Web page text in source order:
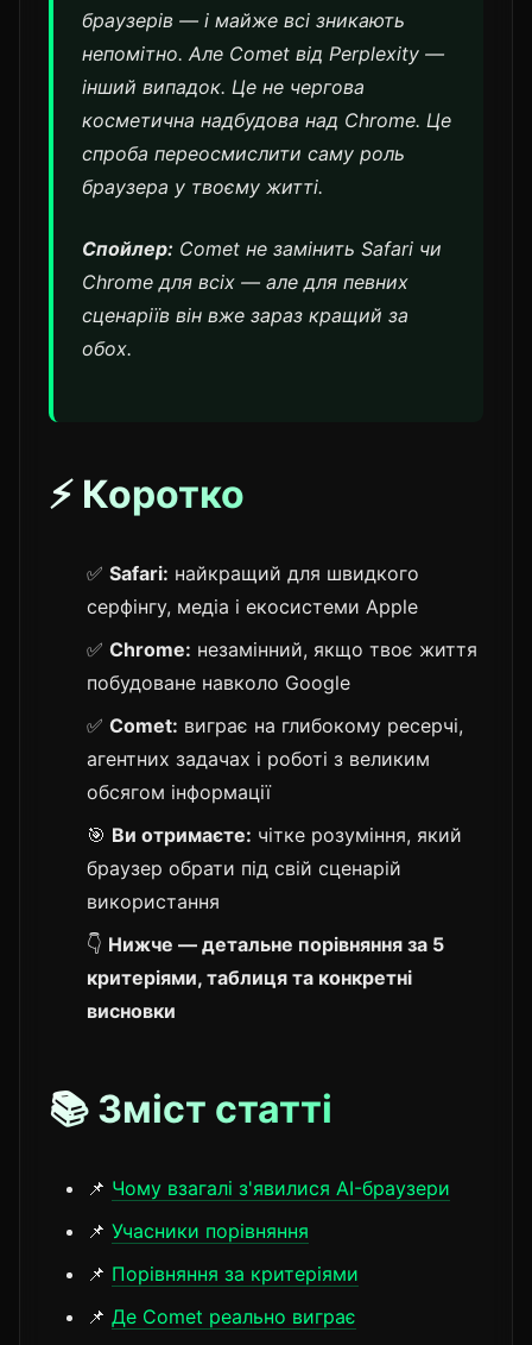
браузерів — і майже всі зникають
непомітно. Але Comet від Perplexity —
інший випадок. Це не чергова
косметична надбудова над Chrome. Це
спроба переосмислити саму роль
браузера у твоєму житті.
Спойлер: Comet не замінить Safari чи
Chrome для всіх — але для певних
сценаріїв він вже зараз кращий за
обох.
⚡ Коротко
✅ Safari: найкращий для швидкого
серфінгу, медіа і екосистеми Apple
✅ Chrome: незамінний, якщо твоє життя
побудоване навколо Google
✅ Comet: виграє на глибокому ресерчі,
агентних задачах і роботі з великим
обсягом інформації
🎯 Ви отримаєте: чітке розуміння, який
браузер обрати під свій сценарій
використання
👇 Нижче — детальне порівняння за 5
критеріями, таблиця та конкретні
висновки
📚 Зміст статті
📌 Чому взагалі з'явилися AI-браузери
📌 Учасники порівняння
📌 Порівняння за критеріями
📌 Де Comet реально виграє